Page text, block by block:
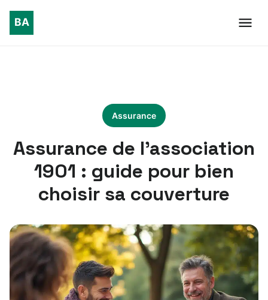
Assurance
Assurance de l’association
1901 : guide pour bien
choisir sa couverture